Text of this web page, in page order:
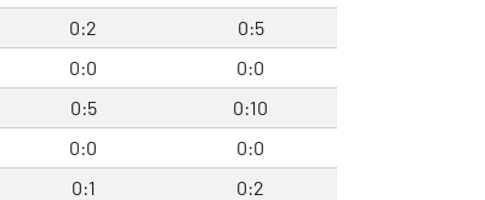
0:2
0:5
0:0
0:0
0:5
0:10
0:0
0:0
0:1
0:2